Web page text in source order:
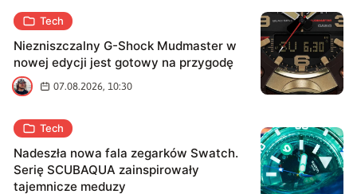
Tech
Niezniszczalny G-Shock Mudmaster w
nowej edycji jest gotowy na przygodę
B 07.08.2026, 10:30
Tech
Nadeszła nowa fala zegarków Swatch.
Serię SCUBAQUA zainspirowały
tajemnicze meduzy